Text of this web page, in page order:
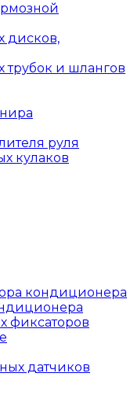
дисков,
трубок и шлангов
руля
кулаков
кондиционера
фиксаторов
датчиков